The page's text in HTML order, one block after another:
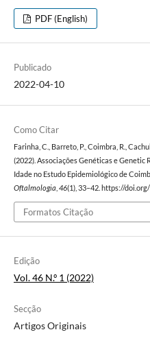
PDF (English)
Publicado
2022-04-10
Como Citar
Farinha, C., Barreto, P., Coimbra, R.,
(2022). Associações Genéticas e Genetic
Idade no Estudo Epidemiológico de
Oftalmologia 46(1), 33–42. https://
Formatos Citação
Edição
Vol. 46 N.º 1 (2022)
Secção
Artigos Originais